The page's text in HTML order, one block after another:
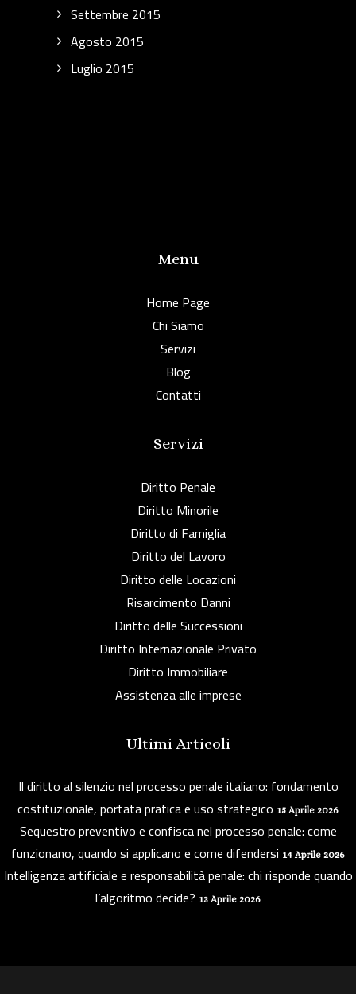
Settembre 2015
Agosto 2015
Luglio 2015
Menu
Home Page
Chi Siamo
Servizi
Blog
Contatti
Servizi
Diritto Penale
Diritto Minorile
Diritto di Famiglia
Diritto del Lavoro
Diritto delle Locazioni
Risarcimento Danni
Diritto delle Successioni
Diritto Internazionale Privato
Diritto Immobiliare
Assistenza alle imprese
Ultimi Articoli
Il diritto al silenzio nel processo penale italiano: fondamento
costituzionale, portata pratica e uso strategico 15 Aprile 2026
Sequestro preventivo e confisca nel processo penale: come
funzionano, quando si applicano e come difendersi 14 Aprile 2026
Intelligenza artificiale e responsabilità penale: chi risponde quando
l’algoritmo decide? 13 Aprile 2026